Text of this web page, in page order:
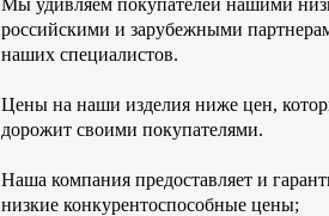
Мы удивляем покупателей нашими
российскими и зарубежными
наших специалистов.
Цены на наши изделия ниже цен,
дорожит своими покупателями.
Наша компания предоставляет и
низкие конкурентоспособные цены;